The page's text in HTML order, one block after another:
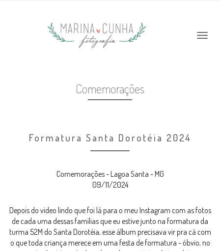
Comemorações
Formatura Santa Dorotéia 2024
Comemorações - Lagoa Santa - MG
09/11/2024
Depois do vídeo lindo que foi lá para o meu Instagram com as fotos
de cada uma dessas famílias que eu estive junto na formatura da
turma 52M do Santa Dorotéia, esse álbum precisava vir pra cá com
o que toda criança merece em uma festa de formatura - óbvio, no